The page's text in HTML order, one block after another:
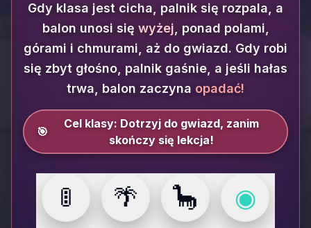
Gdy klasa jest cicha, palnik się rozpala, a
balon unosi się wyżej , ponad polami,
górami i chmurami, aż do gwiazd. Gdy robi
się zbyt głośno, palnik gaśnie, a jeśli hałas
trwa, balon zaczyna opadać!
🎯
Cel klasy: Dotrzyj do gwiazd, zanim
skończy się lekcja!
🚦 🌴 🦕 ◉